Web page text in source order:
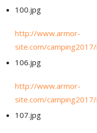
100.jpg
http://www.armor-
site.com/
106.jpg
http://www.armor-
site.com/
107.jpg